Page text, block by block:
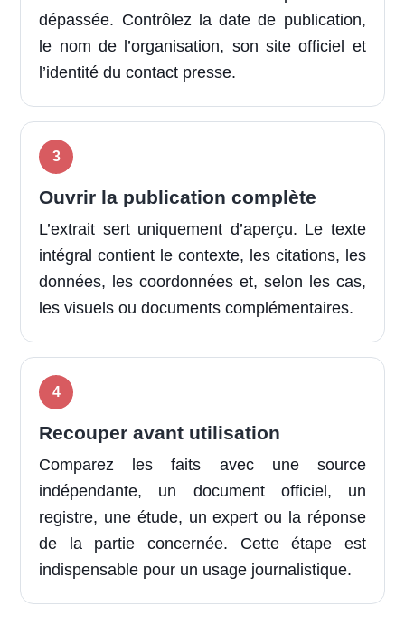
dépassée. Contrôlez la date de publication,
le nom de l’organisation, son site officiel et
l’identité du contact presse.
Ouvrir la publication complète
L’extrait sert uniquement d’aperçu. Le texte
intégral contient le contexte, les citations, les
données, les coordonnées et, selon les cas,
les visuels ou documents complémentaires.
Recouper avant utilisation
Comparez les faits avec une source
indépendante, un document officiel, un
registre, une étude, un expert ou la réponse
de la partie concernée. Cette étape est
indispensable pour un usage journalistique.